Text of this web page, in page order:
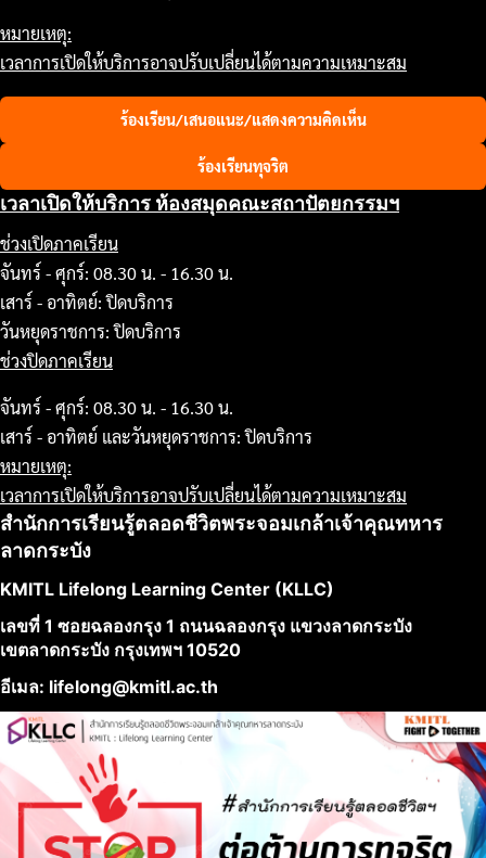
หมายเหตุ:
เวลาการเปิดให้บริการอาจปรับเปลี่ยนได้ตามความเหมาะสม
ร้องเรียน/เสนอแนะ/แสดงความคิดเห็น
ร้องเรียนทุจริต
เวลาเปิดให้บริการ ห้องสมุดคณะสถาปัตยกรรมฯ
ช่วงเปิดภาคเรียน
จันทร์ - ศุกร์: 08.30 น. - 16.30 น.
เสาร์ - อาทิตย์: ปิดบริการ
วันหยุดราชการ: ปิดบริการ
ช่วงปิดภาคเรียน
จันทร์ - ศุกร์: 08.30 น. - 16.30 น.
เสาร์ - อาทิตย์ และวันหยุดราชการ: ปิดบริการ
หมายเหตุ:
เวลาการเปิดให้บริการอาจปรับเปลี่ยนได้ตามความเหมาะสม
สำนักการเรียนรู้ตลอดชีวิตพระจอมเกล้าเจ้าคุณทหาร
ลาดกระบัง
KMITL Lifelong Learning Center (KLLC)
เลขที่ 1 ซอยฉลองกรุง 1 ถนนฉลองกรุง แขวงลาดกระบัง
เขตลาดกระบัง กรุงเทพฯ 10520
อีเมล: lifelong@kmitl.ac.th